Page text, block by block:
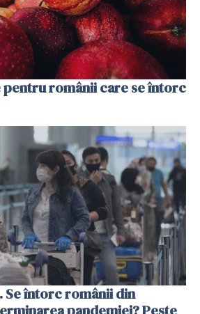
românii care se întorc
Se întorc românii din